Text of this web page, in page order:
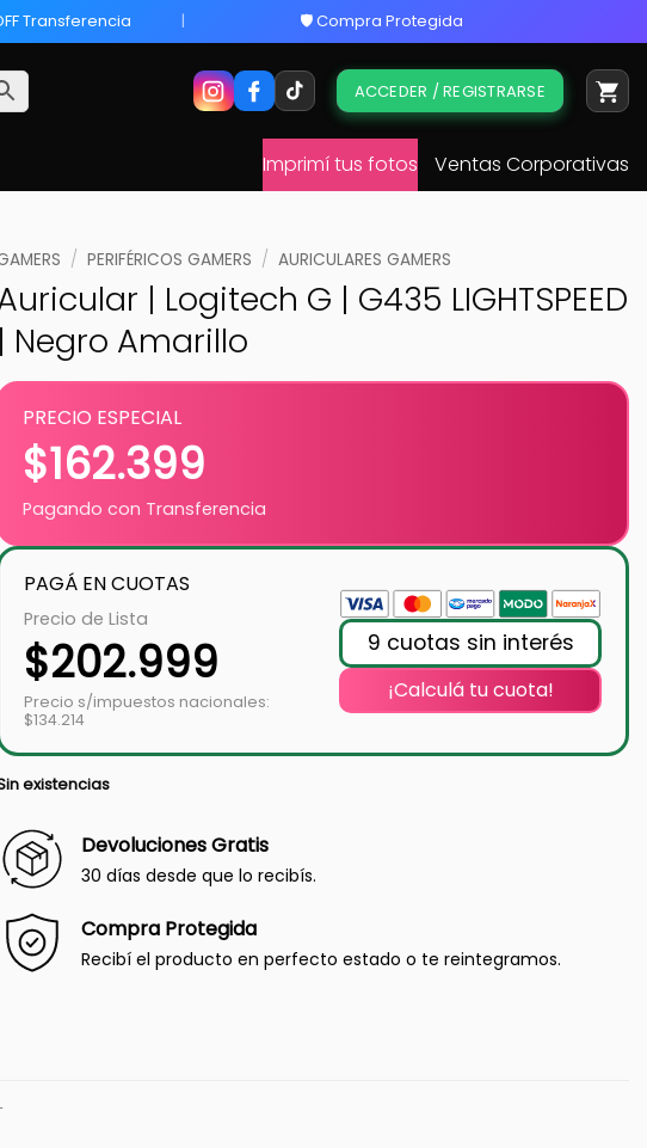
Transferencia 🛡️ Compra Protegida
ACCEDER / REGISTRARSE
Imprimí tus fotos Ventas Corporativas
/ PERIFÉRICOS GAMERS / AURICULARES GAMERS
| Logitech G | G435 LIGHTSPEED
| Negro Amarillo
PRECIO ESPECIAL
$162.399
Pagando con Transferencia
PAGÁ EN CUOTAS
Precio de Lista
$202.999
Precio s/impuestos nacionales:
$134.214
9 cuotas sin interés
¡Calculá tu cuota!
existencias
Devoluciones Gratis
30 días desde que lo recibís.
Compra Protegida
Recibí el producto en perfecto estado o te reintegramos.